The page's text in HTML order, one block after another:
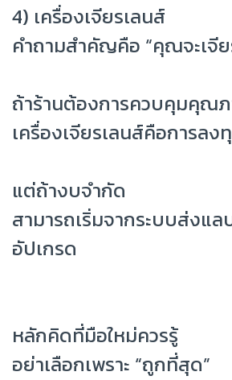
4) เครื่องเจียรเลนส์
คำถามสำคัญคือ “คุณจะเจีย
ถ้าร้านต้องการควบคุมคุณภ
เครื่องเจียรเลนส์คือการลง
แต่ถ้างบจำกัด
สามารถเริ่มจากระบบส่งแ
อัปเกรด
หลักคิดที่มือใหม่ควรรู้
อย่าเลือกเพราะ “ถูกที่สุด”